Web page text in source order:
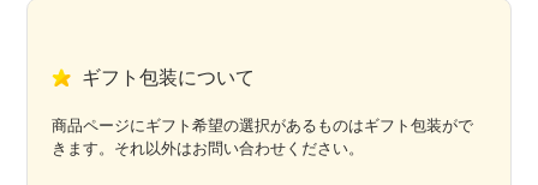
ギフト包装について
商品ページにギフト希望の選択があるものはギフト包装がで
きます。それ以外はお問い合わせください。